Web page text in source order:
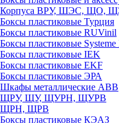
Корпуса ВРУ, ШЭС, ЩО,
Боксы пластиковые Турция
Боксы пластиковые RUVinil
Боксы пластиковые Systeme
Боксы пластиковые IEK
Боксы пластиковые EKF
Боксы пластиковые ЭРА
Шкафы металлические ABB
ЩРУ, ЩУ, ЩУРН, ЩУРВ
ЩРН, ЩРВ
Боксы пластиковые КЭАЗ